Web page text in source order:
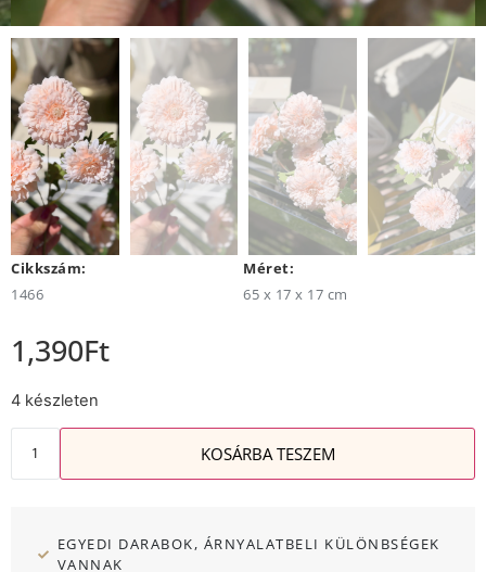
Cikkszám:
1466
Méret:
65 x 17 x 17 cm
1,390Ft
4 készleten
KOSÁRBA TESZEM
EGYEDI DARABOK, ÁRNYALATBELI KÜLÖNBSÉGEK
VANNAK